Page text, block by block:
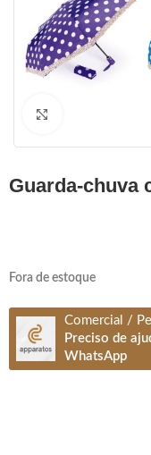
guarda-
Fora de estoque
Comercial /
Preciso de
WhatsApp